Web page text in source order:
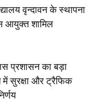
वृन्दावन के स्थापना
आयुक्त शामिल
प्रशासन का बड़ा
में सुरक्षा और ट्रैफिक